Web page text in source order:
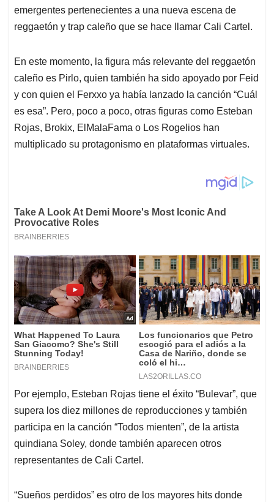
emergentes pertenecientes a una nueva escena de
reggaetón y trap caleño que se hace llamar Cali Cartel.
En este momento, la figura más relevante del reggaetón
caleño es Pirlo, quien también ha sido apoyado por Feid
y con quien el Ferxxo ya había lanzado la canción “Cuál
es esa”. Pero, poco a poco, otras figuras como Esteban
Rojas, Brokix, ElMalaFama o Los Rogelios han
multiplicado su protagonismo en plataformas virtuales.
Por ejemplo, Esteban Rojas tiene el éxito “Bulevar”, que
supera los diez millones de reproducciones y también
participa en la canción “Todos mienten”, de la artista
quindiana Soley, donde también aparecen otros
representantes de Cali Cartel.
“Sueños perdidos” es otro de los mayores hits donde